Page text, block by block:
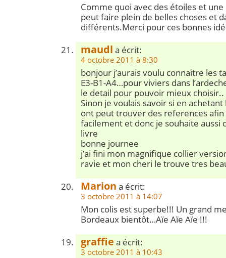
Comme quoi avec des étoiles et
peut faire plein de belles choses et
différents.Merci pour ces bonnes
maudl a écrit:
4 octobre 2011 à 8:30
bonjour j’aurais voulu connaitre les
E3-B1-A4…pour viviers dans
le detail pour pouvoir mieux choisir..
Sinon je voulais savoir si en
ont peut trouver des references
facilement et donc je souhaite aussi
livre
bonne journee
j’ai fini mon magnifique collier
ravie et mon cheri le trouve tres
Marion a écrit:
3 octobre 2011 à 14:07
Mon colis est superbe!!! Un grand
Bordeaux bientôt…Aïe Aïe Aïe !!!
graffie a écrit:
3 octobre 2011 à 10:43